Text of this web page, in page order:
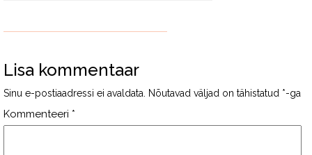
Lisa kommentaar
Sinu e-postiaadressi ei avaldata. Nõutavad väljad on tähistatud *-ga
Kommenteeri *